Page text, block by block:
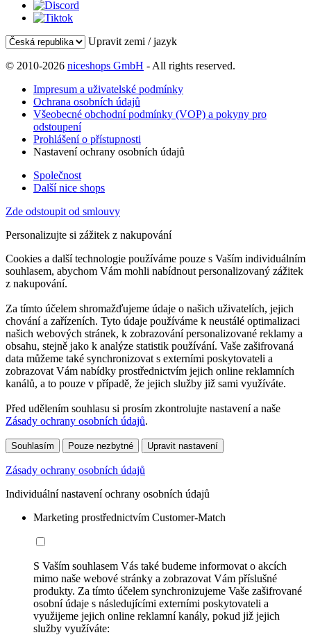
Upravit zemi / jazyk
© 2010-2026 niceshops GmbH - All rights reserved.
Impresum a uživatelské podmínky
Ochrana osobních údajů
Všeobecné obchodní podmínky (VOP) a pokyny pro
odstoupení
Prohlášení o přístupnosti
Nastavení ochrany osobních údajů
Společnost
Další nice shops
Zde odstoupit od smlouvy
Personalizujte si zážitek z nakupování
Cookies a další technologie používáme pouze s Vaším individuálním
souhlasem, abychom Vám mohli nabídnout personalizovaný zážitek
z nakupování.
Za tímto účelem shromažďujeme údaje o našich uživatelích, jejich
chování a zařízeních. Tyto údaje používáme k neustálé optimalizaci
našich webových stránek, k zobrazování personalizované reklamy a
obsahu, stejně jako k analýze statistik používání. Vaše zašifrovaná
data můžeme také synchronizovat s externími poskytovateli a
zobrazovat Vám nabídky prostřednictvím jejich online reklamních
kanálů, a to pouze v případě, že jejich služby již sami využíváte.
Před udělením souhlasu si prosím zkontrolujte nastavení a naše
Zásady ochrany osobních údajů.
Souhlasím Pouze nezbytné Upravit nastavení
Zásady ochrany osobních údajů
Individuální nastavení ochrany osobních údajů
Marketing prostřednictvím Customer-Match
S Vaším souhlasem Vás také budeme informovat o akcích
mimo naše webové stránky a zobrazovat Vám příslušné
produkty. Za tímto účelem synchronizujeme Vaše zašifrované
osobní údaje s následujícími externími poskytovateli a
využijeme jejich online reklamní kanály, pokud již jejich
služby využíváte: